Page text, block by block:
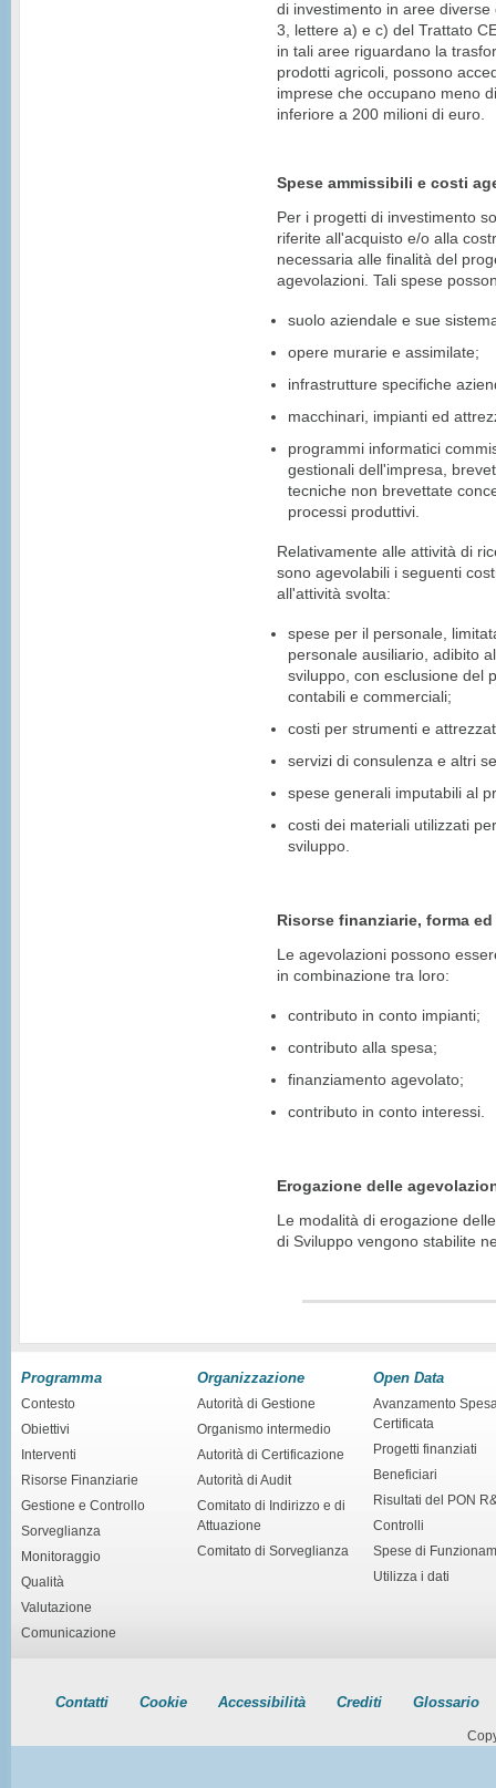
di investimento in aree
3, lettere a) e c) del Trattato
in tali aree riguardano la
prodotti agricoli, possono
imprese che occupano meno
inferiore a 200 milioni di euro.
Spese ammissibili e costi
Per i progetti di investimento
riferite all'acquisto e/o alla
necessaria alle finalità del
agevolazioni. Tali spese
suolo aziendale e sue
opere murarie e assimilate;
infrastrutture specifiche
macchinari, impianti ed
programmi informatici
gestionali dell'impresa,
tecniche non brevettate
processi produttivi.
Relativamente alle attività di
sono agevolabili i seguenti
all'attività svolta:
spese per il personale,
personale ausiliario, adibito
sviluppo, con esclusione del
contabili e commerciali;
costi per strumenti e
servizi di consulenza e altri
spese generali imputabili al
costi dei materiali utilizzati
sviluppo.
Risorse finanziarie, forma
Le agevolazioni possono
in combinazione tra loro:
contributo in conto impianti;
contributo alla spesa;
finanziamento agevolato;
contributo in conto interessi.
Erogazione delle
Le modalità di erogazione
di Sviluppo vengono stabilite
Programma
Contesto
Obiettivi
Interventi
Risorse Finanziarie
Gestione e Controllo
Sorveglianza
Monitoraggio
Qualità
Valutazione
Comunicazione
Organizzazione
Autorità di Gestione
Organismo intermedio
Autorità di Certificazione
Autorità di Audit
Comitato di Indirizzo e di
Attuazione
Comitato di Sorveglianza
Open Data
Avanzamento
Certificata
Progetti finanziati
Beneficiari
Risultati del PON
Controlli
Spese di
Utilizza i dati
Contatti Cookie Accessibilità Crediti Glossario